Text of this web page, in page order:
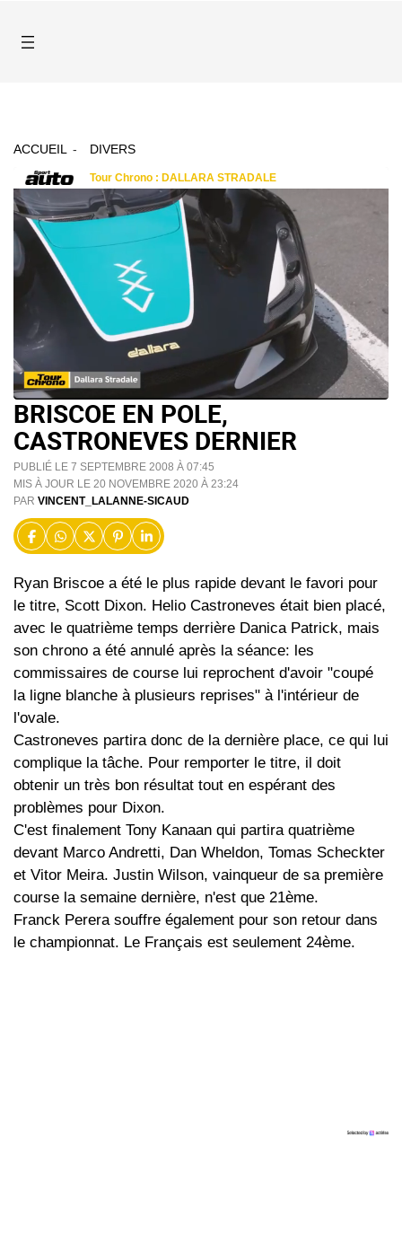
ACCUEIL DIVERS
BRISCOE EN POLE,
CASTRONEVES DERNIER
PUBLIÉ LE 7 SEPTEMBRE 2008 À 07:45
MIS À JOUR LE 20 NOVEMBRE 2020 À 23:24
PAR VINCENT_LALANNE-SICAUD
Ryan Briscoe a été le plus rapide devant le favori pour
le titre, Scott Dixon. Helio Castroneves était bien placé,
avec le quatrième temps derrière Danica Patrick, mais
son chrono a été annulé après la séance: les
commissaires de course lui reprochent d'avoir "coupé
la ligne blanche à plusieurs reprises" à l'intérieur de
l'ovale.
Castroneves partira donc de la dernière place, ce qui lui
complique la tâche. Pour remporter le titre, il doit
obtenir un très bon résultat tout en espérant des
problèmes pour Dixon.
C'est finalement Tony Kanaan qui partira quatrième
devant Marco Andretti, Dan Wheldon, Tomas Scheckter
et Vitor Meira. Justin Wilson, vainqueur de sa première
course la semaine dernière, n'est que 21ème.
Franck Perera souffre également pour son retour dans
le championnat. Le Français est seulement 24ème.